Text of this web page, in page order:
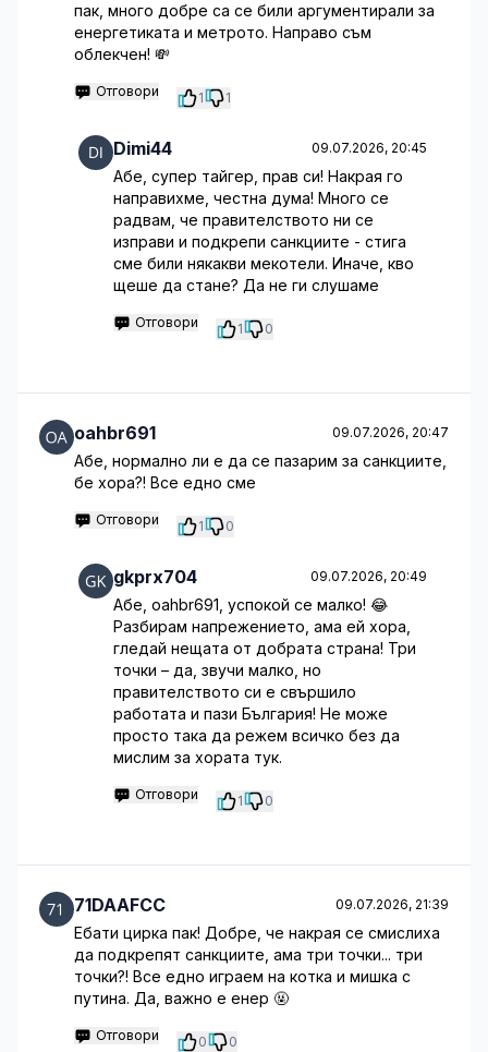
пак, много добре са се били аргументирали за
енергетиката и метрото. Направо съм
облекчен! 💸
Отговори 1 1
Dimi44 09.07.2026, 20:45
Абе, супер тайгер, прав си! Накрая го
направихме, честна дума! Много се
радвам, че правителството ни се
изправи и подкрепи санкциите - стига
сме били някакви мекотели. Иначе, кво
щеше да стане? Да не ги слушаме
Отговори 1 0
oahbr691 09.07.2026, 20:47
Абе, нормално ли е да се пазарим за санкциите,
бе хора?! Все едно сме
Отговори 1 0
gkprx704 09.07.2026, 20:49
Абе, oahbr691, успокой се малко! 😂
Разбирам напрежението, ама ей хора,
гледай нещата от добрата страна! Три
точки – да, звучи малко, но
правителството си е свършило
работата и пази България! Не може
просто така да режем всичко без да
мислим за хората тук.
Отговори 1 0
71DAAFCC 09.07.2026, 21:39
Ебати цирка пак! Добре, че накрая се смислиха
да подкрепят санкциите, ама три точки... три
точки?! Все едно играем на котка и мишка с
путина. Да, важно е енер 🤬
Отговори 0 0